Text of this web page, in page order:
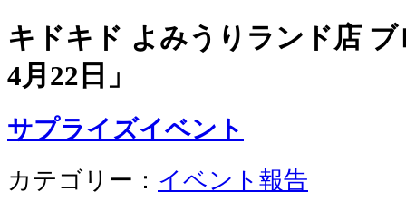
キドキド よみうりランド店
4月22日 」
サプライズイベント
カテゴリー： イベント報告